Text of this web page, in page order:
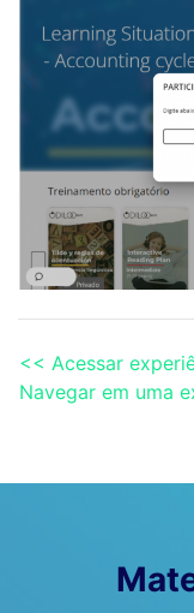
<< Acessar
Navegar em uma